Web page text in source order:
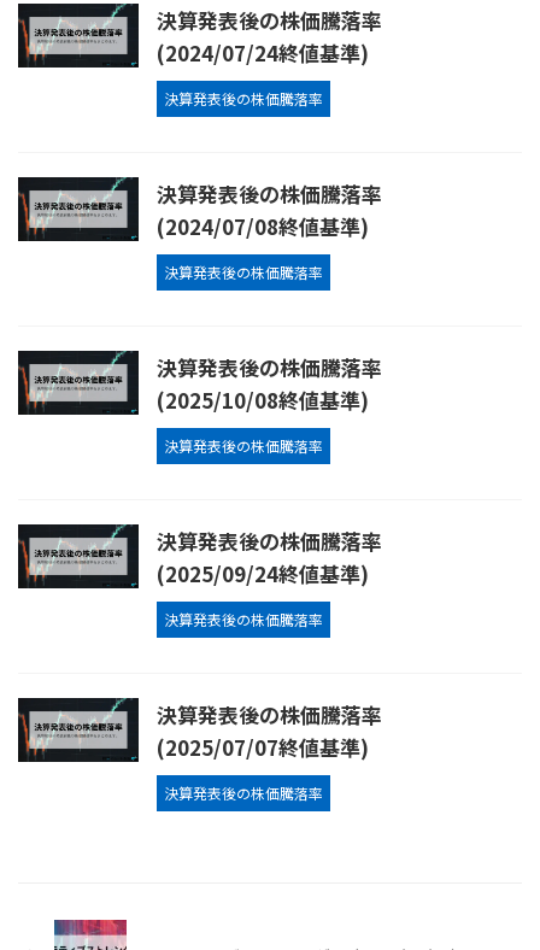
決算発表後の株価騰落率
(2024/07/24終値基準)
決算発表後の株価騰落率
決算発表後の株価騰落率
(2024/07/08終値基準)
決算発表後の株価騰落率
決算発表後の株価騰落率
(2025/10/08終値基準)
決算発表後の株価騰落率
決算発表後の株価騰落率
(2025/09/24終値基準)
決算発表後の株価騰落率
決算発表後の株価騰落率
(2025/07/07終値基準)
決算発表後の株価騰落率